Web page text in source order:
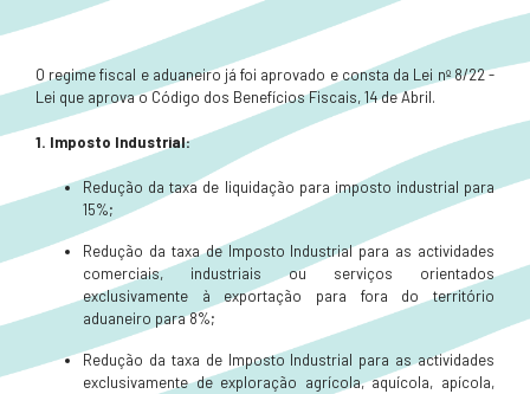
O regime fiscal e aduaneiro já foi aprovado e consta da Lei nº 8/22 -
Lei que aprova o Código dos Benefícios Fiscais, 14 de Abril.
1. Imposto Industrial:
Redução da taxa de liquidação para imposto industrial para
15%;
Redução da taxa de Imposto Industrial para as actividades
comerciais, industriais ou serviços orientados
exclusivamente à exportação para fora do território
aduaneiro para 8%;
Redução da taxa de Imposto Industrial para as actividades
exclusivamente de exploração agrícola, aquícola, apícola,